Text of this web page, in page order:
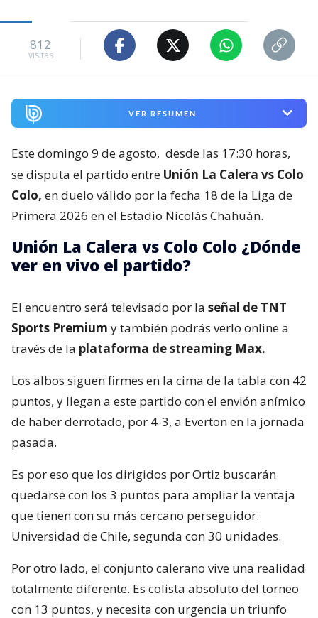
812
visitas
VER RESUMEN
Este domingo 9 de agosto, desde las 17:30 horas,
se disputa el partido entre Unión La Calera vs Colo
Colo, en duelo válido por la fecha 18 de la Liga de
Primera 2026 en el Estadio Nicolás Chahuán.
Unión La Calera vs Colo Colo ¿Dónde
ver en vivo el partido?
El encuentro será televisado por la señal de TNT
Sports Premium y también podrás verlo online a
través de la plataforma de streaming Max.
Los albos siguen firmes en la cima de la tabla con 42
puntos, y llegan a este partido con el envión anímico
de haber derrotado, por 4-3, a Everton en la jornada
pasada.
Es por eso que los dirigidos por Ortiz buscarán
quedarse con los 3 puntos para ampliar la ventaja
que tienen con su más cercano perseguidor.
Universidad de Chile, segunda con 30 unidades.
Por otro lado, el conjunto calerano vive una realidad
totalmente diferente. Es colista absoluto del torneo
con 13 puntos, y necesita con urgencia un triunfo